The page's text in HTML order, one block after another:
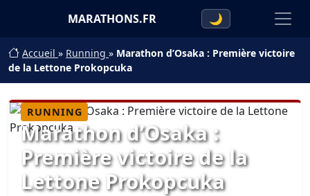
MARATHONS.FR 🌙
Accueil » Running » Marathon d’Osaka : Première victoire
de la Lettone Prokopcuka
RUNNING
Marathon d’Osaka :
Première victoire de la
Lettone Prokopcuka